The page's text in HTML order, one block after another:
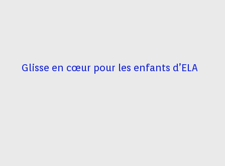
Glisse en cœur pour les enfants d’ELA